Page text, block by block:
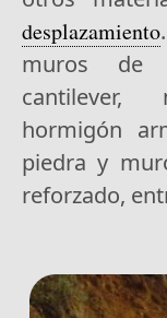
desplazamiento
muros de
cantilever,
hormigón
piedra y
reforzado,